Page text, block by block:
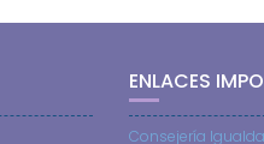
ENLACES
Consejería